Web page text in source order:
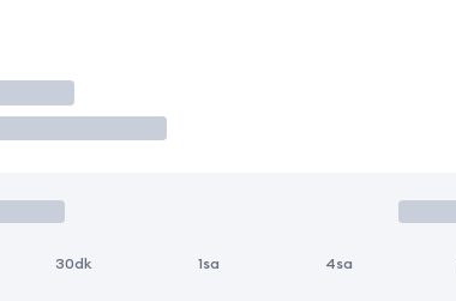
30dk 1sa 4sa